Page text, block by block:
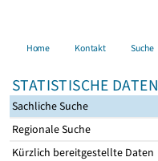
Home Kontakt Suche
STATISTISCHE DATEN
Sachliche Suche
Regionale Suche
Kürzlich bereitgestellte Daten